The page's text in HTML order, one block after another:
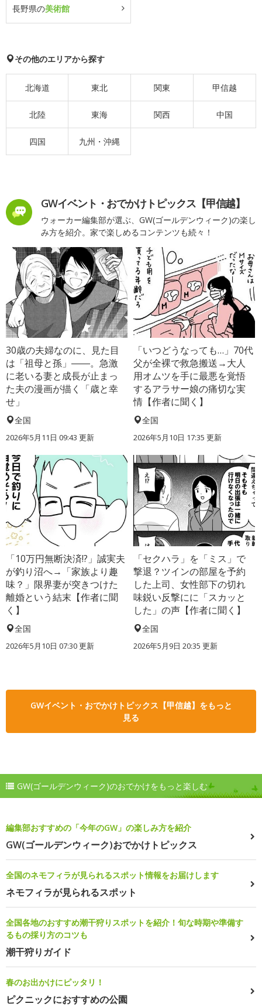
長野県の美術館
その他のエリアから探す
北海道 東北 関東 甲信越
北陸 東海 関西 中国
四国 九州・沖縄
GWイベント・おでかけトピックス【甲信越】
ウォーカー編集部が選ぶ、GW(ゴールデンウィーク)の楽し
み方を紹介。家で楽しめるコンテンツも続々！
30歳の夫婦なのに、見た目
は「祖母と孫」――。急激
に老いる妻と成長が止まっ
た夫の漫画が描く「歳と幸
せ」
全国
2026年5月11日 09:43 更新
「いつどうなっても…」70代
父が全裸で救急搬送→大人
用オムツを手に最悪を覚悟
するアラサー娘の痛切な実
情【作者に聞く】
全国
2026年5月10日 17:35 更新
「10万円無断決済!?」誠実夫
が釣り沼へ→「家族より趣
味？」限界妻が突きつけた
離婚という結末【作者に聞
く】
全国
2026年5月10日 07:30 更新
「セクハラ」を「ミス」で
撃退？ツインの部屋を予約
した上司、女性部下の切れ
味鋭い反撃にに「スカッと
した」の声【作者に聞く】
全国
2026年5月9日 20:35 更新
GWイベント・おでかけトピックス【甲信越】をもっと
見る
GW(ゴールデンウィーク)のおでかけをもっと楽しむ
編集部おすすめの「今年のGW」の楽しみ方を紹介
GW(ゴールデンウィーク)おでかけトピックス
全国のネモフィラが見られるスポット情報をお届けします
ネモフィラが見られるスポット
全国各地のおすすめ潮干狩りスポットを紹介！旬な時期や準備す
るもの採り方のコツも
潮干狩りガイド
春のお出かけにピッタリ！
ピクニックにおすすめの公園